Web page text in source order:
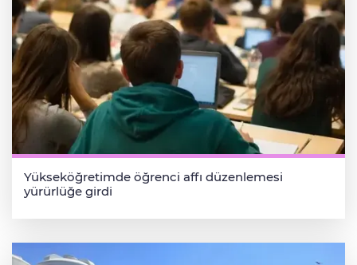
Yükseköğretimde öğrenci affı düzenlemesi
yürürlüğe girdi